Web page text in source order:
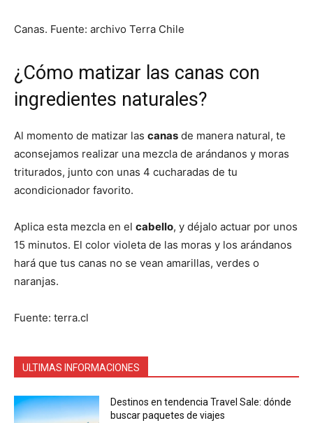
Canas. Fuente: archivo Terra Chile
¿Cómo matizar las canas con
ingredientes naturales?
Al momento de matizar las canas de manera natural, te
aconsejamos realizar una mezcla de arándanos y moras
triturados, junto con unas 4 cucharadas de tu
acondicionador favorito.
Aplica esta mezcla en el cabello, y déjalo actuar por unos
15 minutos. El color violeta de las moras y los arándanos
hará que tus canas no se vean amarillas, verdes o
naranjas.
Fuente: terra.cl
ULTIMAS INFORMACIONES
Destinos en tendencia Travel Sale: dónde
buscar paquetes de viajes